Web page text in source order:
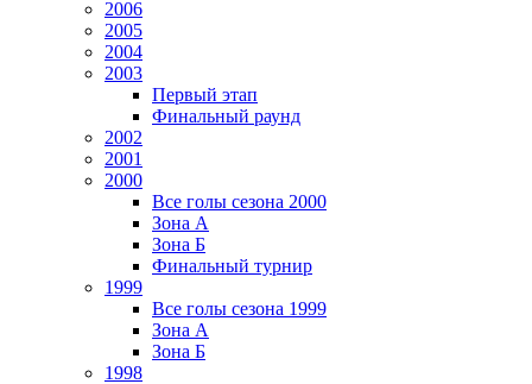
2006
2005
2004
2003
Первый этап
Финальный раунд
2002
2001
2000
Все голы сезона 2000
Зона А
Зона Б
Финальный турнир
1999
Все голы сезона 1999
Зона А
Зона Б
1998